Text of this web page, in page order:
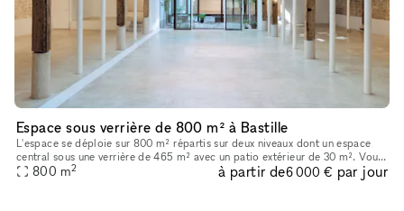
Espace sous verrière de 800 m² à Bastille
L'espace se déploie sur 800 m² répartis sur deux niveaux dont un espace
central sous une verrière de 465 m² avec un patio extérieur de 30 m². Vous
trouverez en pièce jointe une présentation détaillée
800 m2 à partir de6 000 € par jour